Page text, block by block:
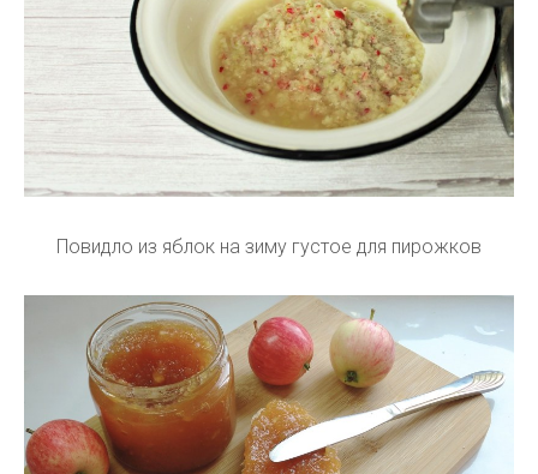
Повидло из яблок на зиму густое для пирожков